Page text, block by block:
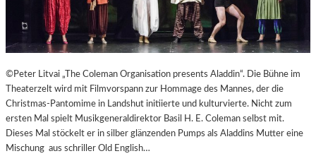
I
N
S
Z
N
I
E
R
T
©Peter Litvai „The Coleman Organisation presents Aladdin“. Die Bühne im
Theaterzelt wird mit Filmvorspann zur Hommage des Mannes, der die
Christmas-Pantomime in Landshut initiierte und kulturvierte. Nicht zum
ersten Mal spielt Musikgeneraldirektor Basil H. E. Coleman selbst mit.
Dieses Mal stöckelt er in silber glänzenden Pumps als Aladdins Mutter eine
Mischung aus schriller Old English…